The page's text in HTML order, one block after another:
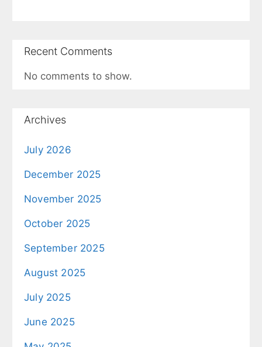
Recent Comments
No comments to show.
Archives
July 2026
December 2025
November 2025
October 2025
September 2025
August 2025
July 2025
June 2025